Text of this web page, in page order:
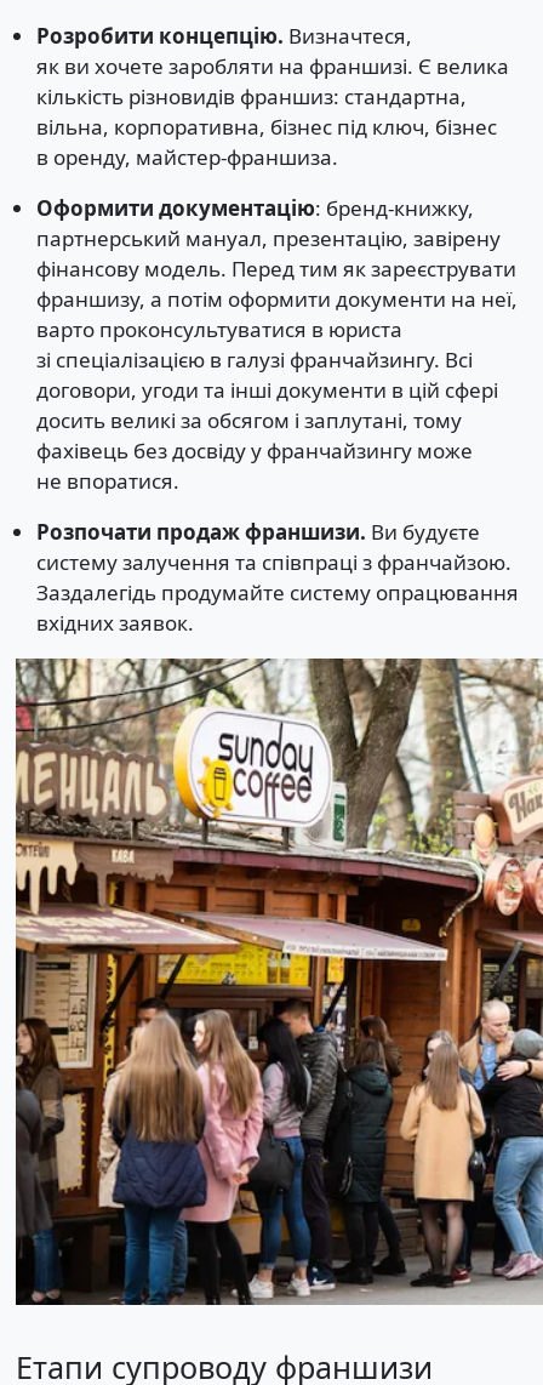
Розробити концепцію. Визначтеся,
як ви хочете заробляти на франшизі. Є велика
кількість різновидів франшиз: стандартна,
вільна, корпоративна, бізнес під ключ, бізнес
в оренду, майстер-франшиза.
Оформити документацію: бренд-книжку,
партнерський мануал, презентацію, завірену
фінансову модель. Перед тим як зареєструвати
франшизу, а потім оформити документи на неї,
варто проконсультуватися в юриста
зі спеціалізацією в галузі франчайзингу. Всі
договори, угоди та інші документи в цій сфері
досить великі за обсягом і заплутані, тому
фахівець без досвіду у франчайзингу може
не впоратися.
Розпочати продаж франшизи. Ви будуєте
систему залучення та співпраці з франчайзою.
Заздалегідь продумайте систему опрацювання
вхідних заявок.
Етапи супроводу франшизи